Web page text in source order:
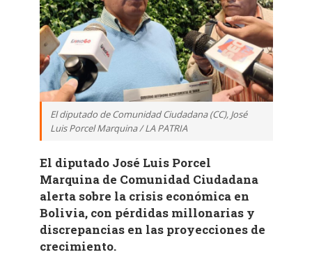
El diputado de Comunidad Ciudadana (CC), José
Luis Porcel Marquina / LA PATRIA
El diputado José Luis Porcel
Marquina de Comunidad Ciudadana
alerta sobre la crisis económica en
Bolivia, con pérdidas millonarias y
discrepancias en las proyecciones de
crecimiento.